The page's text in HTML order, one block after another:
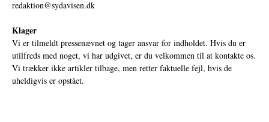
redaktion@sydavisen.dk
Klager
Vi er tilmeldt pressenævnet og tager ansvar for indholdet. Hvis du er
utilfreds med noget, vi har udgivet, er du velkommen til at kontakte os.
Vi trækker ikke artikler tilbage, men retter faktuelle fejl, hvis de
uheldigvis er opstået.